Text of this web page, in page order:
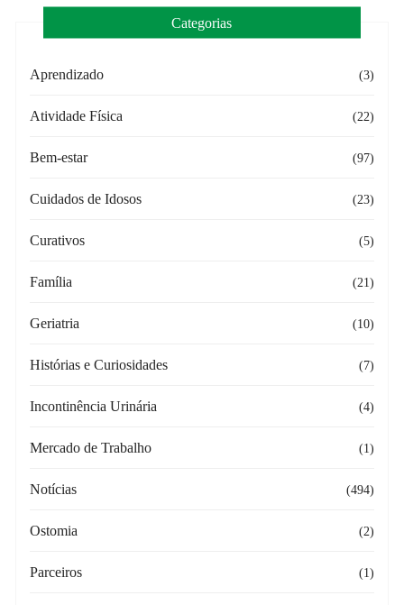
Categorias
Aprendizado (3)
Atividade Física (22)
Bem-estar (97)
Cuidados de Idosos (23)
Curativos (5)
Família (21)
Geriatria (10)
Histórias e Curiosidades (7)
Incontinência Urinária (4)
Mercado de Trabalho (1)
Notícias (494)
Ostomia (2)
Parceiros (1)